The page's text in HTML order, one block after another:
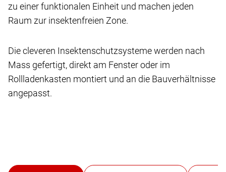
zu einer funktionalen Einheit und machen jeden
Raum zur insektenfreien Zone.
Die cleveren Insektenschutzsysteme werden nach
Mass gefertigt, direkt am Fenster oder im
Rollladenkasten montiert und an die Bauverhältnisse
angepasst.